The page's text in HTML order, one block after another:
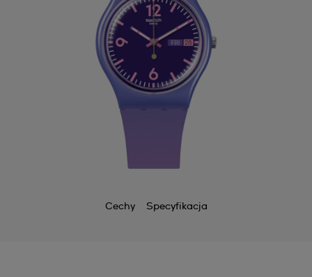
Cechy Specyfikacja